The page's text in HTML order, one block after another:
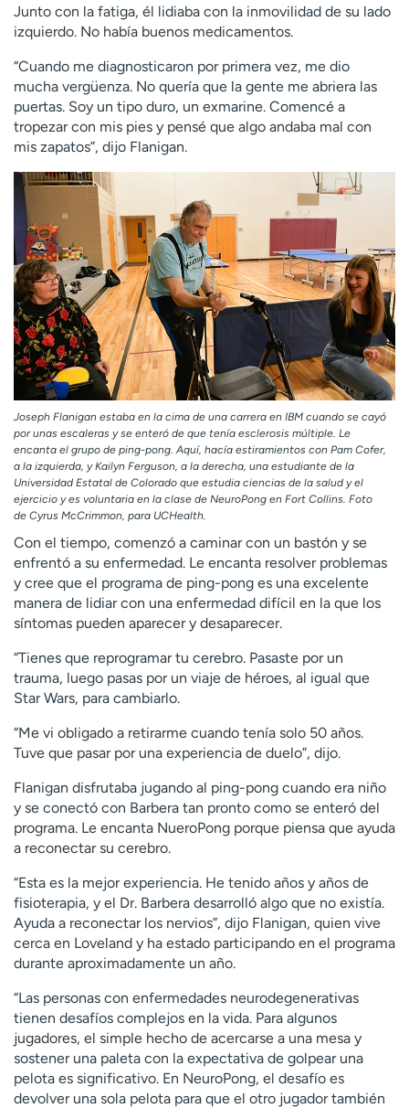
Junto con la fatiga, él lidiaba con la inmovilidad de su lado
izquierdo. No había buenos medicamentos.
“Cuando me diagnosticaron por primera vez, me dio
mucha vergüenza. No quería que la gente me abriera las
puertas. Soy un tipo duro, un exmarine. Comencé a
tropezar con mis pies y pensé que algo andaba mal con
mis zapatos”, dijo Flanigan.
Joseph Flanigan estaba en la cima de una carrera en IBM cuando se cayó
por unas escaleras y se enteró de que tenía esclerosis múltiple. Le
encanta el grupo de ping-pong. Aquí, hacía estiramientos con Pam Cofer,
a la izquierda, y Kailyn Ferguson, a la derecha, una estudiante de la
Universidad Estatal de Colorado que estudia ciencias de la salud y el
ejercicio y es voluntaria en la clase de NeuroPong en Fort Collins. Foto
de Cyrus McCrimmon, para UCHealth.
Con el tiempo, comenzó a caminar con un bastón y se
enfrentó a su enfermedad. Le encanta resolver problemas
y cree que el programa de ping-pong es una excelente
manera de lidiar con una enfermedad difícil en la que los
síntomas pueden aparecer y desaparecer.
“Tienes que reprogramar tu cerebro. Pasaste por un
trauma, luego pasas por un viaje de héroes, al igual que
Star Wars, para cambiarlo.
“Me vi obligado a retirarme cuando tenía solo 50 años.
Tuve que pasar por una experiencia de duelo”, dijo.
Flanigan disfrutaba jugando al ping-pong cuando era niño
y se conectó con Barbera tan pronto como se enteró del
programa. Le encanta NueroPong porque piensa que ayuda
a reconectar su cerebro.
“Esta es la mejor experiencia. He tenido años y años de
fisioterapia, y el Dr. Barbera desarrolló algo que no existía.
Ayuda a reconectar los nervios”, dijo Flanigan, quien vive
cerca en Loveland y ha estado participando en el programa
durante aproximadamente un año.
“Las personas con enfermedades neurodegenerativas
tienen desafíos complejos en la vida. Para algunos
jugadores, el simple hecho de acercarse a una mesa y
sostener una paleta con la expectativa de golpear una
pelota es significativo. En NeuroPong, el desafío es
devolver una sola pelota para que el otro jugador también